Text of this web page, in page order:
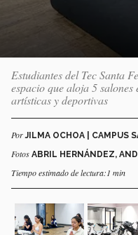
Estudiantes del Tec Santa
espacio que aloja 5
artísticas y deportivas
PorJILMA OCHOA | CAMPUS
Fotos ABRIL HERNÁNDEZ,
Tiempo estimado de lectura:1 min